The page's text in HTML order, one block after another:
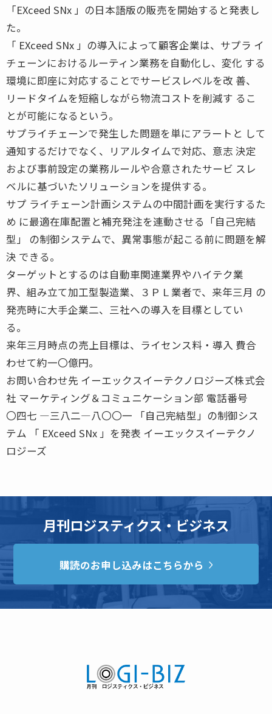
「EXceed SNx 」の日本語版の販売を開始すると発表し
た。
「 EXceed SNx 」の導入によって顧客企業は、サプラ イ
チェーンにおけるルーティン業務を自動化し、変化 する
環境に即座に対応することでサービスレベルを改 善、
リードタイムを短縮しながら物流コストを削減す るこ
とが可能になるという。
サプライチェーンで発生した問題を単にアラートと して
通知するだけでなく、リアルタイムで対応、意志 決定
および事前設定の業務ルールや合意されたサービ スレ
ベルに基づいたソリューションを提供する。
サプ ライチェーン計画システムの中間計画を実行するた
め に最適在庫配置と補充発注を連動させる「自己完結
型」 の制御システムで、異常事態が起こる前に問題を解
決 できる。
ターゲットとするのは自動車関連業界やハイテク業
界、組み立て加工型製造業、３ＰＬ業者で、来年三月 の
発売時に大手企業二、三社への導入を目標としてい
る。
来年三月時点の売上目標は、ライセンス料・導入 費合
わせて約一〇億円。
お問い合わせ先 イーエックスイーテクノロジーズ株式会
社 マーケティング＆コミュニケーション部 電話番号
〇四七 ―三八二―八〇〇一 「自己完結型」の制御シス
テム 「 EXceed SNx 」を発表 イーエックスイーテクノ
ロジーズ
月刊ロジスティクス・ビジネス
購読のお申し込みはこちらから